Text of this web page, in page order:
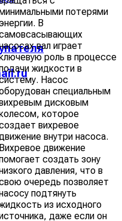
потерями
В
вал играет
роль в процессе
жидкости в
Насос
специальным
дисковым
которое
вихревое
движение внутри насоса.
Вихревое движение
создать зону
давления, что в
очередь позволяет
подтянуть
из исходного
даже если он